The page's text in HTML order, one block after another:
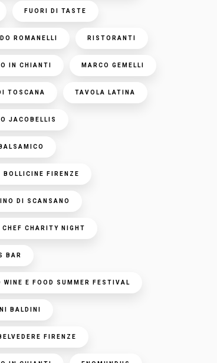
FUORI DI TASTE
ROMANELLI RISTORANTI
IN CHIANTI MARCO GEMELLI
TOSCANA TAVOLA LATINA
JACOBELLIS
BOLLICINE FIRENZE
DI SCANSANO
CHEF CHARITY NIGHT
BAR
WINE E FOOD SUMMER FESTIVAL
BALDINI
FIRENZE